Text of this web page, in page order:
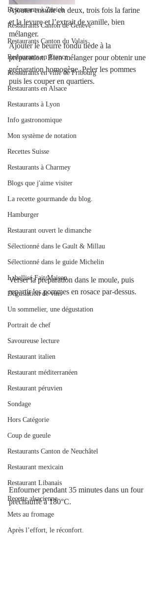
Restaurants à Zürich
Restaurants Canton de Genève
Restaurants Canton du Valais
Restaurants en France
Restaurants en ville de Fribourg
Restaurants en Alsace
Restaurants à Lyon
Info gastronomique
Mon système de notation
Recettes Suisse
Restaurants à Charmey
Blogs que j'aime visiter
La recette gourmande du blog.
Hamburger
Restaurant ouvert le dimanche
Sélectionné dans le Gault & Millau
Sélectionné dans le guide Michelin
Labellisé Fait Maison
Dégustation de vins
Un sommelier, une dégustation
Portrait de chef
Savoureuse lecture
Restaurant italien
Restaurant méditerranéen
Restaurant péruvien
Sondage
Hors Catégorie
Coup de gueule
Restaurants Canton de Neuchâtel
Restaurant mexicain
Restaurant Libanais
Recette alsacienne
Mets au fromage
Après l’effort, le réconfort.
Ajouter ensuite en deux, trois fois la farine
et la levure et l’extrait de vanille, bien
mélanger.
Ajouter le beurre fondu tiède à la
préparation. Bien mélanger pour obtenir une
préparation homogène. Peler les pommes
puis les couper en quartiers.
Verser la préparation dans le moule, puis
repartir les pommes en rosace par-dessus.
Enfourner pendant 35 minutes dans un four
préchauffé à 180°C.